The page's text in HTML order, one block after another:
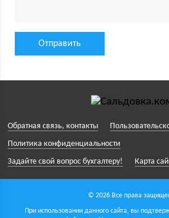
Обратная связь, контакты
Политика конфиденциальности
Задайте свой вопрос бухгалтеру!
Карта
© 2026 Все права
При использовании данного сайта, вы